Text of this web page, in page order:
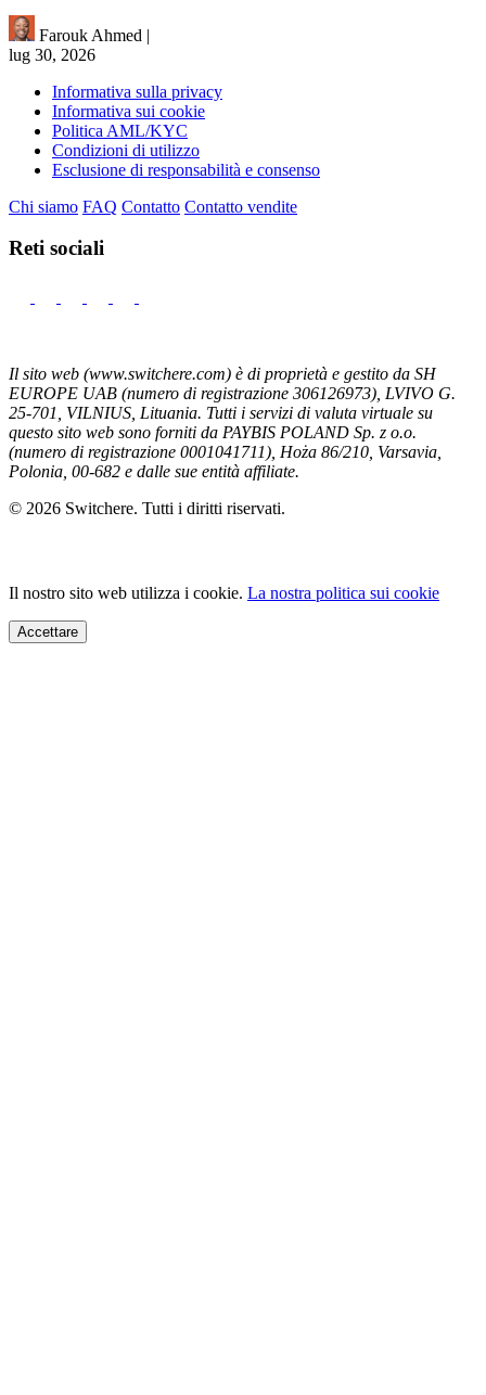
Farouk Ahmed |
lug 30, 2026
Informativa sulla privacy
Informativa sui cookie
Politica AML/KYC
Condizioni di utilizzo
Esclusione di responsabilità e consenso
Chi siamo FAQ Contatto Contatto vendite
Reti sociali
Il sito web (www.switchere.com) è di proprietà e gestito da SH
EUROPE UAB (numero di registrazione 306126973), LVIVO G.
25-701, VILNIUS, Lituania. Tutti i servizi di valuta virtuale su
questo sito web sono forniti da PAYBIS POLAND Sp. z o.o.
(numero di registrazione 0001041711), Hoża 86/210, Varsavia,
Polonia, 00-682 e dalle sue entità affiliate.
© 2026 Switchere. Tutti i diritti riservati.
Il nostro sito web utilizza i cookie. La nostra politica sui cookie
Accettare